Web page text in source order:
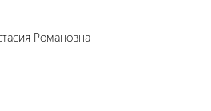
Романовна